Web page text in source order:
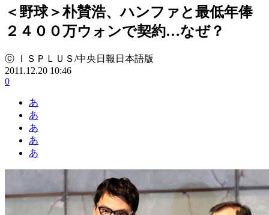
＜野球＞朴賛浩、ハンファと最低年俸
２４００万ウォンで契約…なぜ？
ⓒ ＩＳＰＬＵＳ/中央日報日本語版
2011.12.20 10:46
0
あ
あ
あ
あ
あ